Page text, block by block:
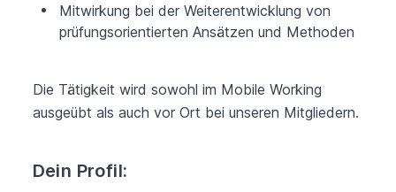
Mitwirkung bei der Weiterentwicklung von
prüfungsorientierten Ansätzen und Methoden
Die Tätigkeit wird sowohl im Mobile Working
ausgeübt als auch vor Ort bei unseren Mitgliedern.
Dein Profil: